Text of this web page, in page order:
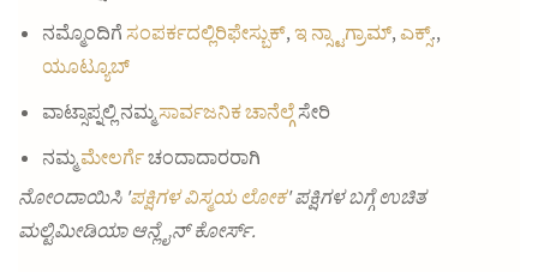
ನಮ್ಮೊಂದಿಗೆ ಸಂಪರ್ಕದಲ್ಲಿರಿಫೇಸ್ಬುಕ್, ಇ ನ್ಸ್ಟಾಗ್ರಾಮ್, ಎಕ್ಸ್.,
ಯೂಟ್ಯೂಬ್
ವಾಟ್ಸಾಪ್ನಲ್ಲಿ ನಮ್ಮಸಾರ್ವಜನಿಕ ಚಾನೆಲ್ಗೆ ಸೇರಿ
ನಮ್ಮಮೇಲರ್ಗೆಚಂದಾದಾರರಾಗಿ
ನೋಂದಾಯಿಸಿ 'ಪಕ್ಷಿಗಳ ವಿಸ್ಮಯ ಲೋಕ' ಪಕ್ಷಿಗಳ ಬಗ್ಗೆ ಉಚಿತ
ಮಲ್ಟಿಮೀಡಿಯಾ ಆನ್ಲೈನ್ ಕೋರ್ಸ್.